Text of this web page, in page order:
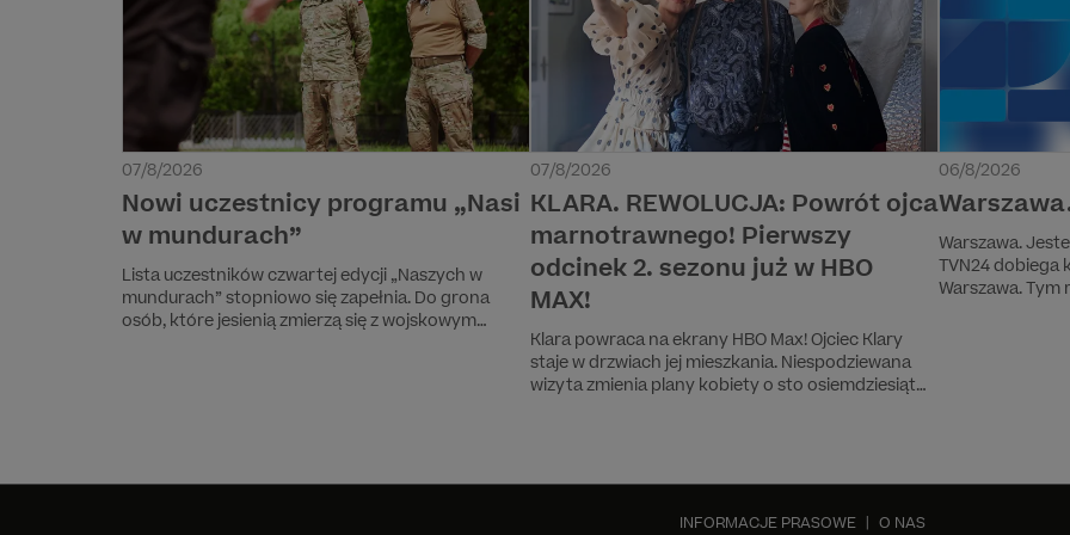
07/8/2026
Nowi uczestnicy programu „Nasi
w mundurach”
Lista uczestników czwartej edycji „Naszych w
mundurach” stopniowo się zapełnia. Do grona
osób, które jesienią zmierzą się z wojskowym
07/8/2026
KLARA. REWOLUCJA: Powrót ojca
marnotrawnego! Pierwszy
odcinek 2. sezonu już w HBO
MAX!
Klara powraca na ekrany HBO Max! Ojciec Klary
staje w drzwiach jej mieszkania. Niespodziewana
wizyta zmienia plany kobiety o sto osiemdziesiąt
06/8/2026
Warszawa. Jesteśmy
TVN24 dobiega
Warszawa. Tym
INFORMACJE PRASOWE | O NAS